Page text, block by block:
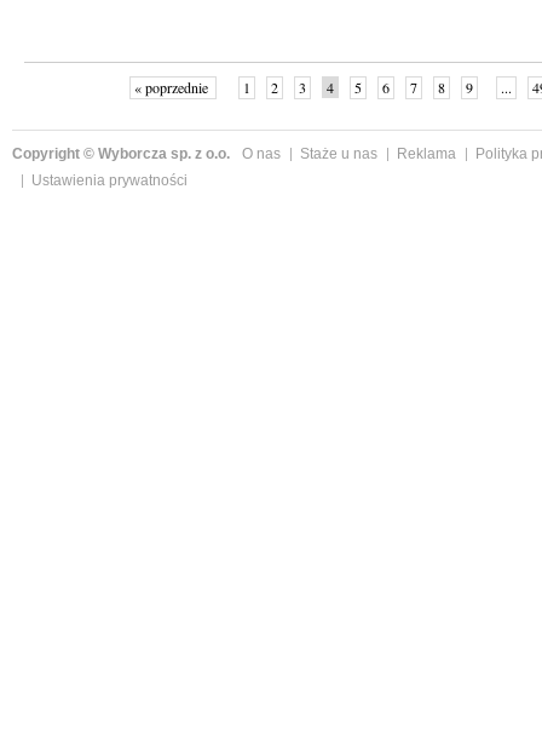
« poprzednie 1 2 3 4 5 6 7 8 9 ...
Copyright © Wyborcza sp. z o.o. O nas Staże u nas Reklama
Polityka
Ustawienia prywatności